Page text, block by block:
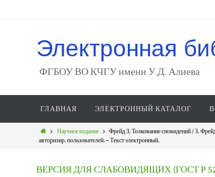
Электронная
ФГБОУ ВО КЧГУ имени У.Д. Алиева
ГЛАВНАЯ ЭЛЕКТРОННЫЙ КАТАЛОГ
Научное издание
Фрейд З. Толкование сновидений / З.
авторизир. пользователей. – Текст электронный.
ВЕРСИЯ ДЛЯ СЛАБОВИДЯЩИХ (ГОСТ Р